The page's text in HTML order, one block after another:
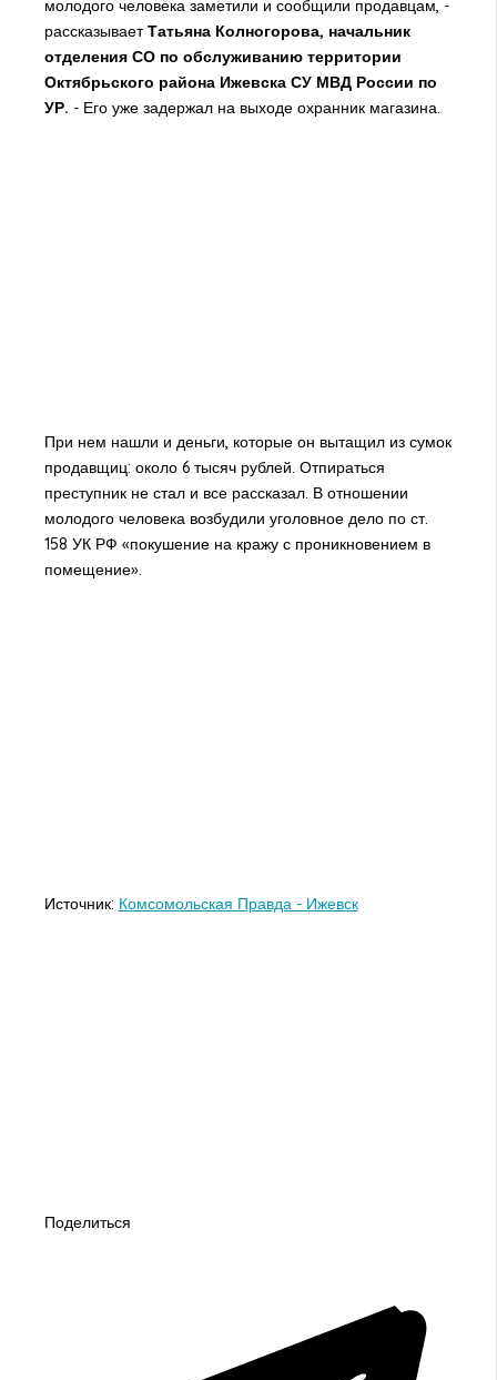
молодого человека заметили и сообщили продавцам, -
рассказываетТатьяна Колногорова, начальник
отделения СО по обслуживанию территории
Октябрьского района Ижевска СУ МВД России по
УР. - Его уже задержал на выходе охранник магазина.
При нем нашли и деньги, которые он вытащил из сумок
продавщиц: около 6 тысяч рублей. Отпираться
преступник не стал и все рассказал. В отношении
молодого человека возбудили уголовное дело по ст.
158 УК РФ «покушение на кражу с проникновением в
помещение».
Источник: Комсомольская Правда - Ижевск
Поделиться